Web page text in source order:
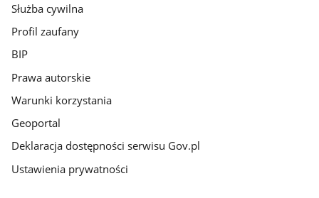
Służba cywilna
Profil zaufany
BIP
Prawa autorskie
Warunki korzystania
Geoportal
Deklaracja dostępności serwisu Gov.pl
Ustawienia prywatności